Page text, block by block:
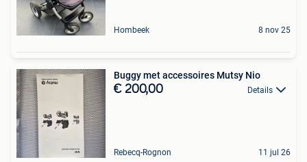
Hombeek 8 nov 25
Buggy met accessoires Mutsy Nio
€ 200,00 Details
Rebecq-Rognon 11 jul 26